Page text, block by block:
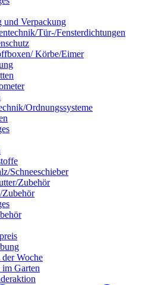
und Verpackung
Tür-/Fensterdichtungen
Körbe/Eimer
Ordnungssysteme
Schneeschieber
Zubehör
Woche
Garten